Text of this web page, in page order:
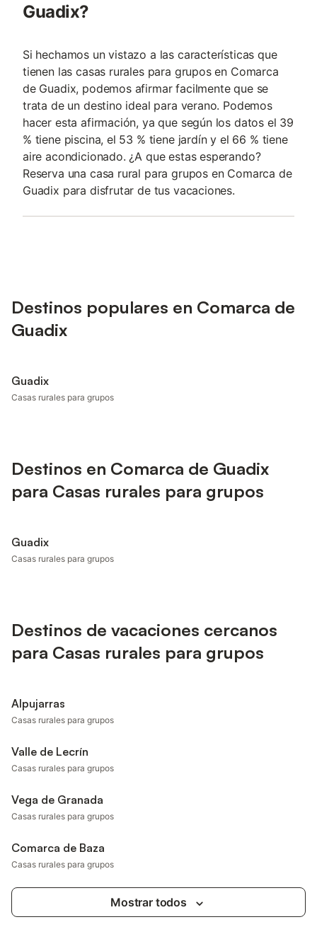
Guadix?
Si hechamos un vistazo a las características que
tienen las casas rurales para grupos en Comarca
de Guadix, podemos afirmar facilmente que se
trata de un destino ideal para verano. Podemos
hacer esta afirmación, ya que según los datos el 39
% tiene piscina, el 53 % tiene jardín y el 66 % tiene
aire acondicionado. ¿A que estas esperando?
Reserva una casa rural para grupos en Comarca de
Guadix para disfrutar de tus vacaciones.
Destinos populares en Comarca de
Guadix
Guadix
Casas rurales para grupos
Destinos en Comarca de Guadix
para Casas rurales para grupos
Guadix
Casas rurales para grupos
Destinos de vacaciones cercanos
para Casas rurales para grupos
Alpujarras
Casas rurales para grupos
Valle de Lecrín
Casas rurales para grupos
Vega de Granada
Casas rurales para grupos
Comarca de Baza
Casas rurales para grupos
Mostrar todos